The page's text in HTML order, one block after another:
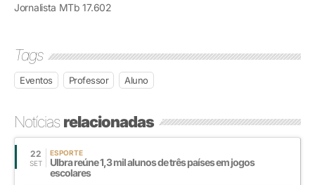
Jornalista MTb 17.602
Tags
Eventos Professor Aluno
Notíciasrelacionadas
22
SET
ESPORTE
Ulbra reúne 1,3 mil alunos de três países em jogos
escolares